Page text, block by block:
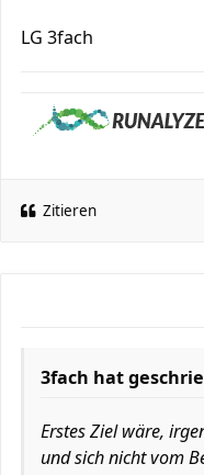
LG 3fach
Zitieren
3fach hat
Erstes Ziel wäre,
und sich nicht vom